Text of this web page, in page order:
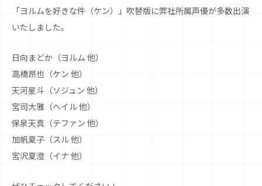
「ヨルムを好きな件（ケン）」吹替版に弊社所属声優が多数出演
いたしました。
日向まどか（ヨルム 他）
高橋昂也（ケン 他）
天河星斗（ソジュン 他）
宮司大雅（ヘイル 他）
保泉天真（テファン 他）
加帆夏子（スル 他）
宮沢夏澄（イナ 他）